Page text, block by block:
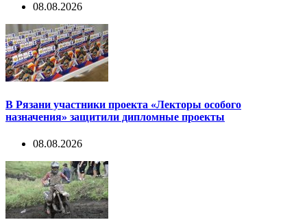
08.08.2026
В Рязани участники проекта «Лекторы особого
назначения» защитили дипломные проекты
08.08.2026